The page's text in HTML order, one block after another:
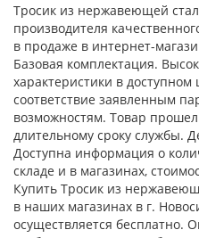
Тросик из нержавеющей
производителя
в продаже в интернет-
Базовая комплектация.
характеристики в
соответствие заявленным
возможностям. Товар
длительному сроку службы.
Доступна информация о
складе и в магазинах,
Купить Тросик из
в наших магазинах в г.
осуществляется бесплатно.